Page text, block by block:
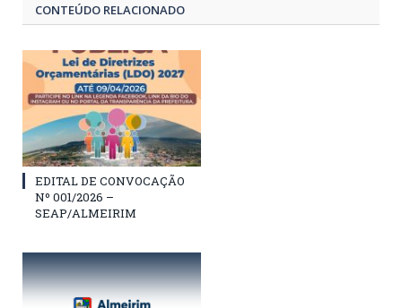
CONTEÚDO RELACIONADO
EDITAL DE CONVOCAÇÃO
Nº 001/2026 –
SEAP/ALMEIRIM